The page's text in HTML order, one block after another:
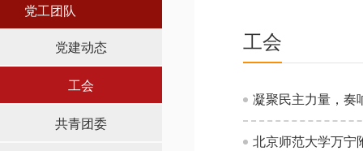
党工团队
党建动态
工会
共青团委
工会
北京师范大学万宁